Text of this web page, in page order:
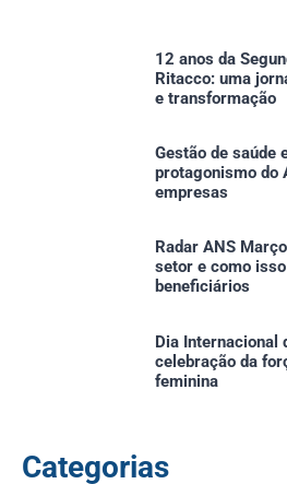
12 anos da
Ritacco: uma
e transformação
⁠Gestão de saúde
protagonismo do
empresas
⁠Radar ANS
setor e como
beneficiários
Dia Internacional
celebração da
feminina
Categorias